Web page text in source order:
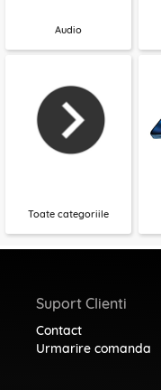
Audio
Toate categoriile
Suport Clienti
Contact
Urmarire comanda